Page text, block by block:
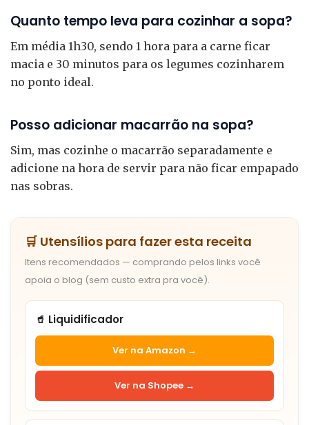
Quanto tempo leva para cozinhar a sopa?
Em média 1h30, sendo 1 hora para a carne ficar
macia e 30 minutos para os legumes cozinharem
no ponto ideal.
Posso adicionar macarrão na sopa?
Sim, mas cozinhe o macarrão separadamente e
adicione na hora de servir para não ficar empapado
nas sobras.
🛒 Utensílios para fazer esta receita
Itens recomendados — comprando pelos links você
apoia o blog (sem custo extra pra você).
🥤 Liquidificador
Ver na Amazon →
Ver na Shopee →